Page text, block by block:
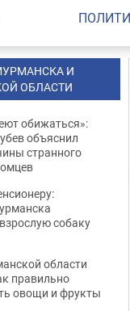
И
ОБЛАСТИ
обижаться»:
объяснил
странного
собаку
области
правильно
овощи и фрукты